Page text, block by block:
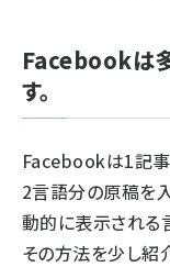
Facebookは
す。
Facebookは1記事
2言語分の原稿を
動的に表示される
その方法を少し紹